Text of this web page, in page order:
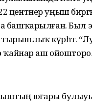
центнер уңыш
башҡарылған. Был
күрһәтә.
ҡайнар аш
юғары булыуы